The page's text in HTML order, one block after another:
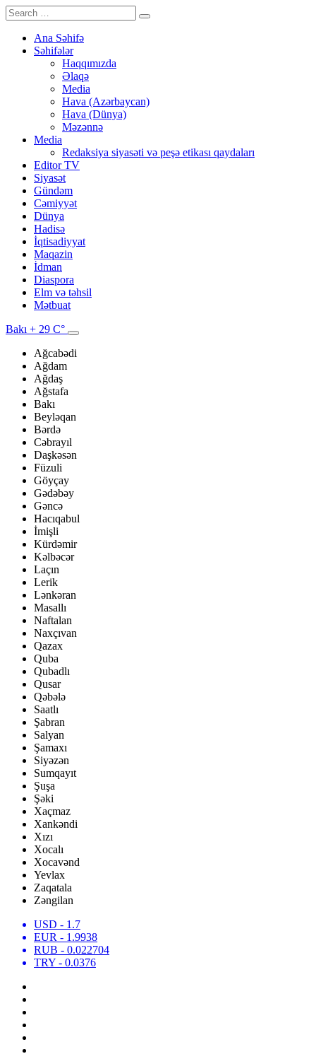
Ana Səhifə
Səhifələr
Haqqımızda
Əlaqə
Media
Hava (Azərbaycan)
Hava (Dünya)
Məzənnə
Media
Redaksiya siyasəti və peşə etikası qaydaları
Editor TV
Siyasət
Gündəm
Cəmiyyət
Dünya
Hadisə
İqtisadiyyat
Maqazin
İdman
Diaspora
Elm və təhsil
Mətbuat
Bakı + 29 C°
Ağcabədi
Ağdam
Ağdaş
Ağstafa
Bakı
Beyləqan
Bərdə
Cəbrayıl
Daşkəsən
Füzuli
Göyçay
Gədəbəy
Gəncə
Hacıqabul
İmişli
Kürdəmir
Kəlbəcər
Laçın
Lerik
Lənkəran
Masallı
Naftalan
Naxçıvan
Qazax
Quba
Qubadlı
Qusar
Qəbələ
Saatlı
Şabran
Salyan
Şamaxı
Siyəzən
Sumqayıt
Şuşa
Şəki
Xaçmaz
Xankəndi
Xızı
Xocalı
Xocavənd
Yevlax
Zaqatala
Zəngilan
USD - 1.7
EUR - 1.9938
RUB - 0.022704
TRY - 0.0376